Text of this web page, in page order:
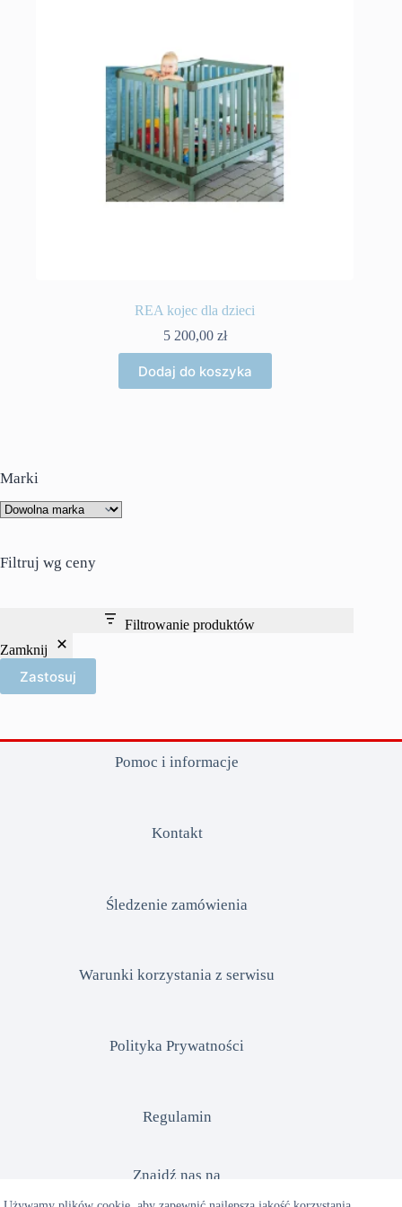
REA kojec dla dzieci
5 200,00 zł
Dodaj do koszyka
Marki
Filtruj wg ceny
Filtrowanie produktów
Zamknij
Zastosuj
Pomoc i informacje
Kontakt
Śledzenie zamówienia
Warunki korzystania z serwisu
Polityka Prywatności
Regulamin
Znajdź nas na